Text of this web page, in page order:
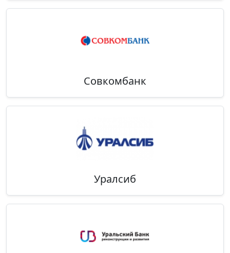
Совкомбанк
Уралсиб